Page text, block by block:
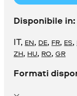
Disponibile in:
IT, EN, DE, FR, ES,
ZH, HU, RO,GR
Formati